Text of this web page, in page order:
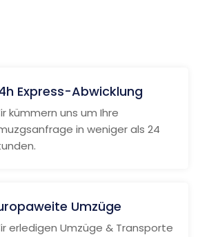
Express-Abwicklung
kümmern uns um Ihre
in weniger als 24
Umzüge
erledigen Umzüge & Transporte